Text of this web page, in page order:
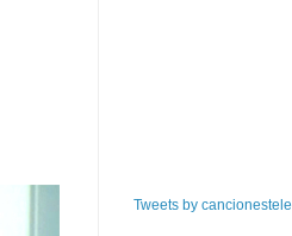
Tweets by cancionestele